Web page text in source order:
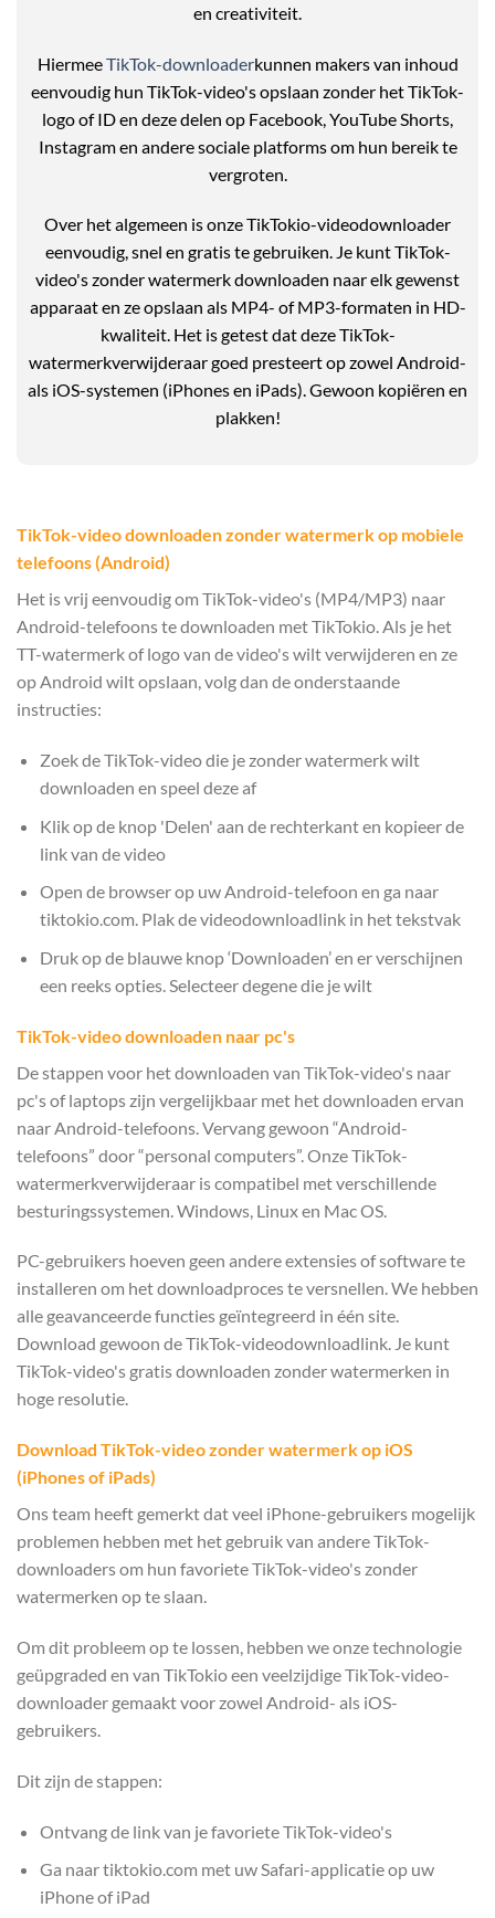
en creativiteit.
HiermeeTikTok-downloaderkunnen makers van inhoud
eenvoudig hun TikTok-video's opslaan zonder het TikTok-
logo of ID en deze delen op Facebook, YouTube Shorts,
Instagram en andere sociale platforms om hun bereik te
vergroten.
Over het algemeen is onze TikTokio-videodownloader
eenvoudig, snel en gratis te gebruiken. Je kunt TikTok-
video's zonder watermerk downloaden naar elk gewenst
apparaat en ze opslaan als MP4- of MP3-formaten in HD-
kwaliteit. Het is getest dat deze TikTok-
watermerkverwijderaar goed presteert op zowel Android-
als iOS-systemen (iPhones en iPads). Gewoon kopiëren en
plakken!
TikTok-video downloaden zonder watermerk op mobiele
telefoons (Android)
Het is vrij eenvoudig om TikTok-video's (MP4/MP3) naar
Android-telefoons te downloaden met TikTokio. Als je het
TT-watermerk of logo van de video's wilt verwijderen en ze
op Android wilt opslaan, volg dan de onderstaande
instructies:
Zoek de TikTok-video die je zonder watermerk wilt
downloaden en speel deze af
Klik op de knop 'Delen' aan de rechterkant en kopieer de
link van de video
Open de browser op uw Android-telefoon en ga naar
tiktokio.com. Plak de videodownloadlink in het tekstvak
Druk op de blauwe knop ‘Downloaden’ en er verschijnen
een reeks opties. Selecteer degene die je wilt
TikTok-video downloaden naar pc's
De stappen voor het downloaden van TikTok-video's naar
pc's of laptops zijn vergelijkbaar met het downloaden ervan
naar Android-telefoons. Vervang gewoon “Android-
telefoons” door “personal computers”. Onze TikTok-
watermerkverwijderaar is compatibel met verschillende
besturingssystemen. Windows, Linux en Mac OS.
PC-gebruikers hoeven geen andere extensies of software te
installeren om het downloadproces te versnellen. We hebben
alle geavanceerde functies geïntegreerd in één site.
Download gewoon de TikTok-videodownloadlink. Je kunt
TikTok-video's gratis downloaden zonder watermerken in
hoge resolutie.
Download TikTok-video zonder watermerk op iOS
(iPhones of iPads)
Ons team heeft gemerkt dat veel iPhone-gebruikers mogelijk
problemen hebben met het gebruik van andere TikTok-
downloaders om hun favoriete TikTok-video's zonder
watermerken op te slaan.
Om dit probleem op te lossen, hebben we onze technologie
geüpgraded en van TikTokio een veelzijdige TikTok-video-
downloader gemaakt voor zowel Android- als iOS-
gebruikers.
Dit zijn de stappen:
Ontvang de link van je favoriete TikTok-video's
Ga naar tiktokio.com met uw Safari-applicatie op uw
iPhone of iPad